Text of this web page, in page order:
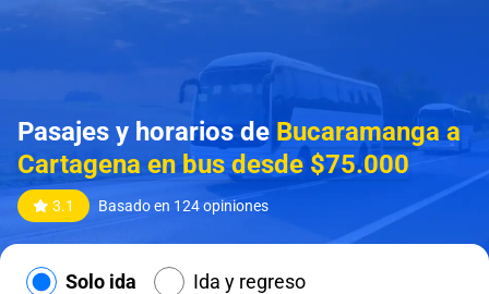
Pasajes y horarios de Bucaramanga a
Cartagena en bus desde $75.000
3.1 Basado en 124 opiniones
Solo ida Ida y regreso